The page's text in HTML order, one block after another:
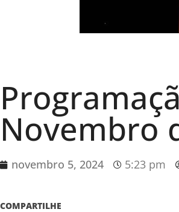
Novembro
novembro 5, 2024 5:23 pm
COMPARTILHE